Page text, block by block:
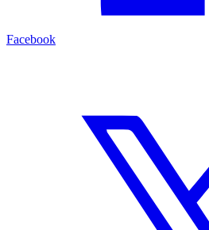
Facebook